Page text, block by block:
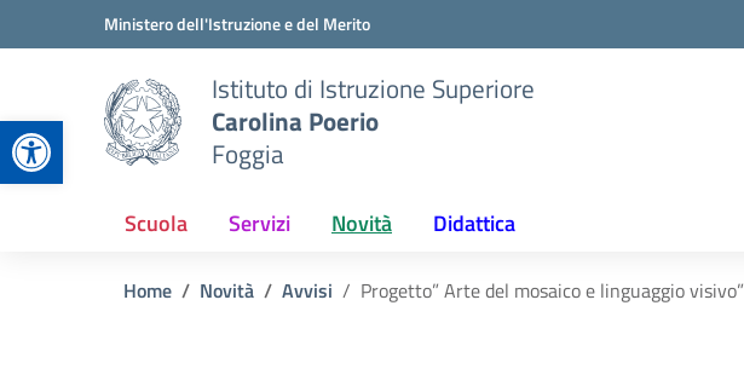
Apri la barra degli strumenti
Vai ai contenuti
Vai al menu di navigazioneMinistero dell'Istruzione e del Merito
Istituto di Istruzione Superiore
Carolina Poerio
Foggia
Scuola Servizi Novità Didattica
Home Novità Avvisi Progetto” Arte del mosaico e linguaggio visivo”